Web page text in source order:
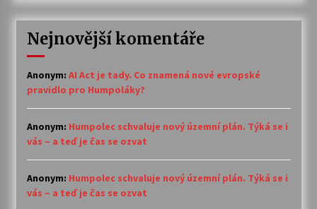
Nejnovější komentáře
Anonym: AI Act je tady. Co znamená nové evropské
pravidlo pro Humpoláky?
Anonym: Humpolec schvaluje nový územní plán. Týká se i
vás – a teď je čas se ozvat
Anonym: Humpolec schvaluje nový územní plán. Týká se i
vás – a teď je čas se ozvat